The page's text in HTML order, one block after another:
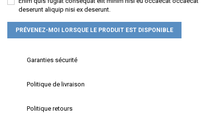
deserunt aliquip nisi ex deserunt.
PRÉVENEZ-MOI LORSQUE LE PRODUIT EST DISPONIBLE
Garanties sécurité
Politique de livraison
Politique retours